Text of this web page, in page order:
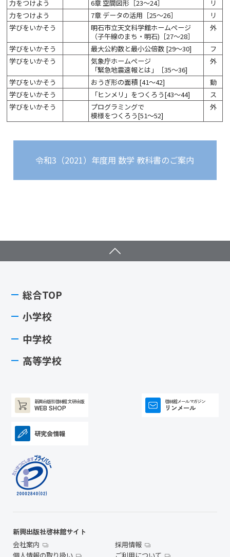
力をつけよう
6章 空間図形［23～24］
リ
力をつけよう
7章 データの活用［25～26］
リ
学びをいかそう
明石市立天文科学館ホームページ
（子午線のまち・明石) ［27～28］
外
学びをいかそう 最大公約数と最小公倍数 [29～30]
フ
学びをいかそう
気象庁ホームページ
「緊急地震速報とは」［35～36]
外
学びをいかそう おうぎ形の面積 [41～42]
動
学びをいかそう
「ヒンメリ」をつくろう[43～44]
ス
学びをいかそう
プログラミングで
模様をつくろう[51～52]
外
令和3（2021）年度用数学 教科書のご案内
総合TOP
小学校
中学校
高等学校
新興出版社啓林館 文研出版
WEB SHOP
啓林館メールマガジン
リンメール
研究会情報
新興出版社啓林館サイト
会社案内
採用情報